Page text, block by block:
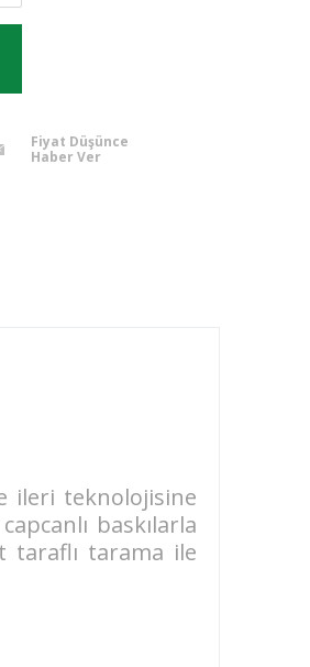
Fiyat Düşünce
Haber Ver
ileri teknolojisine
baskılarla
taraflı tarama ile